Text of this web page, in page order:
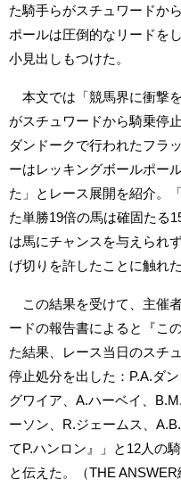
た騎手らがスチュワードか
ポールは圧倒的なリードを
小見出しもつけた。
本文では「競馬界に衝撃
がスチュワードから騎乗停
ダンドークで行われたフラ
ーはレッキングボールポー
た」とレース展開を紹介。
た単勝19倍の馬は確固たる
は馬にチャンスを与えられ
げ切りを許したことに触れた
この結果を受けて、主催
ードの報告書によると『こ
た結果、レース当日のスチ
停止処分を出した：P.A.ダ
グワイア、A.ハーベイ、
ーソン、R.ジェームス、
てP.ハンロン』」と12人の
と伝えた。（THE ANSWER